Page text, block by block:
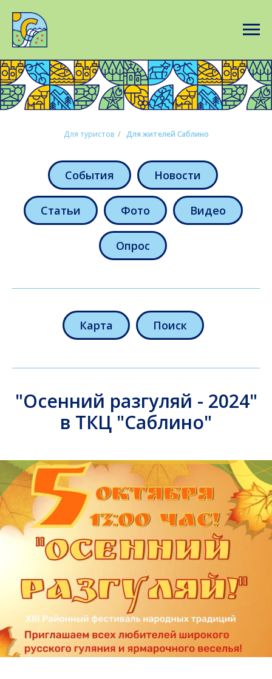
Для туристов / Для жителей Саблино
События Новости
Статьи Фото Видео
Опрос
Карта Поиск
"Осенний разгуляй - 2024"
в ТКЦ "Саблино"